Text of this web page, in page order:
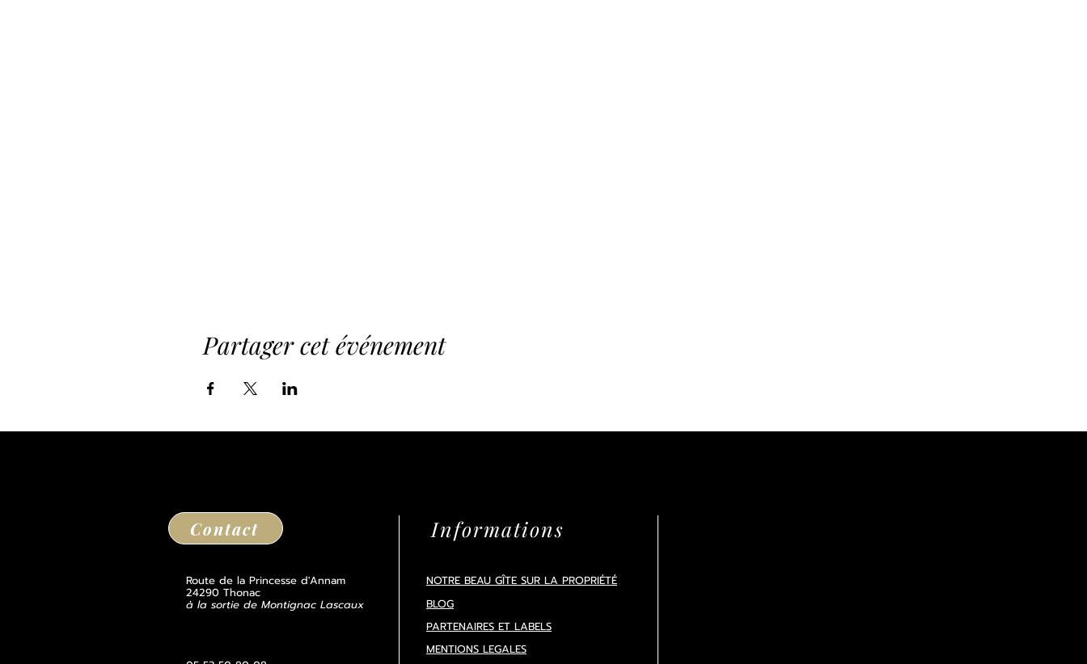
Partager cet événement
Contact
Route de la Princesse d'Annam
24290 Thonac
à la sortie de Montignac Lascaux
Informations
NOTRE BEAU GÎTE SUR LA PROPRIÉTÉ
BLOG
PARTENAIRES ET LABELS
MENTIONS LEGALES